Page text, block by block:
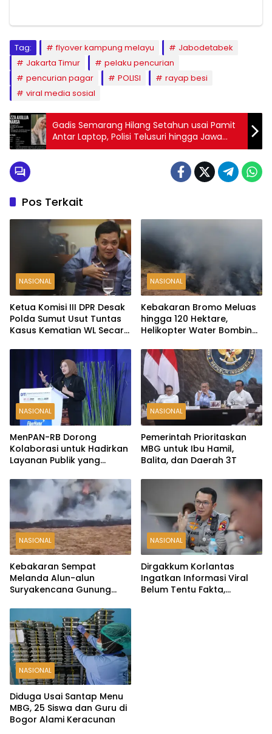
Tag: flyover kampung melayu
Jabodetabek
Jakarta Timur
pelaku pencurian
pencurian pagar
POLISI
rayap besi
viral media sosial
Gadis Semarang Hilang Setahun usai Pamit
Antar Laptop, Polisi Telusuri hingga Jawa
Timur
Pos Terkait
NASIONAL
Ketua Komisi III DPR Desak
Polda Sumut Usut Tuntas
Kasus Kematian WL Secara
NASIONAL
Kebakaran Bromo Meluas
hingga 120 Hektare,
Helikopter Water Bombing
NASIONAL
MenPAN-RB Dorong
Kolaborasi untuk Hadirkan
Layanan Publik yang
NASIONAL
Pemerintah Prioritaskan
MBG untuk Ibu Hamil,
Balita, dan Daerah 3T
NASIONAL
Kebakaran Sempat
Melanda Alun-alun
Suryakencana Gunung
Dipadamkan
NASIONAL
Dirgakkum Korlantas
Ingatkan Informasi Viral
Belum Tentu Fakta,
NASIONAL
Diduga Usai Santap Menu
MBG, 25 Siswa dan Guru di
Bogor Alami Keracunan